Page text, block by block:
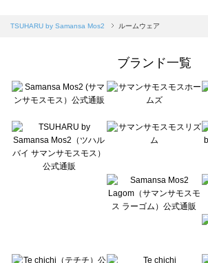
Samansa Mos2 blue（サマンサモスモス ブルー）のルーム
sō4ū（ソウフォーユー）のルームウェア一覧
Te chichi（テチチ）のルームウェア一覧
Te chichi CLASSIC（テチチ クラシック）のルームウェア
Lugnoncure（ルノンキュール）のルームウェア一覧
BETTY'S BLUE（べティーズブルー）のルームウェア一覧
Wpc.（ワールドパーティー）のルームウェア一覧
TSUHARU by Samansa Mos2 ルームウェア
ブランド一覧